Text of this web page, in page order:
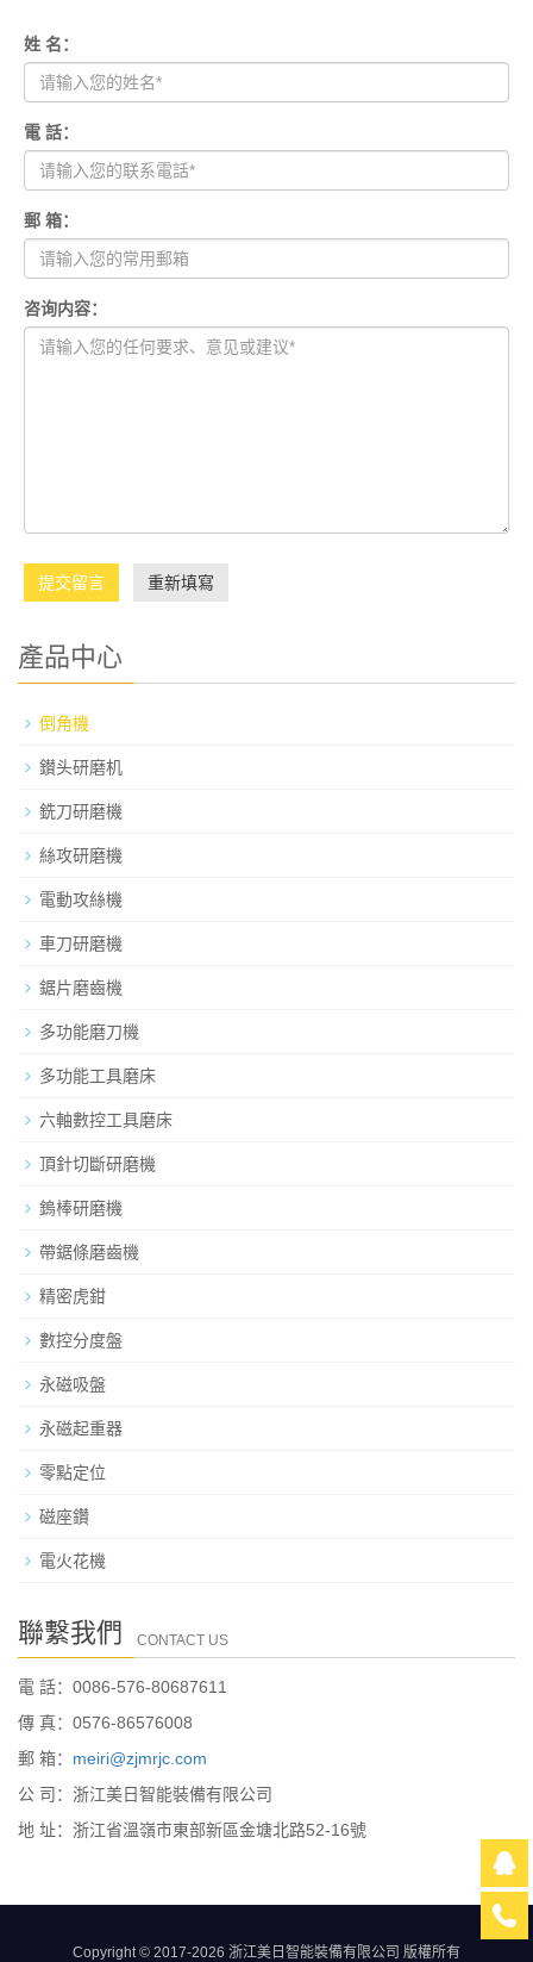
姓 名：
電 話：
郵 箱：
咨询内容：
提交留言 重新填寫
產品中心
倒角機
鑚头研磨机
銑刀研磨機
絲攻研磨機
電動攻絲機
車刀研磨機
鋸片磨齒機
多功能磨刀機
多功能工具磨床
六軸數控工具磨床
頂針切斷研磨機
鎢棒研磨機
帶鋸條磨齒機
精密虎鉗
數控分度盤
永磁吸盤
永磁起重器
零點定位
磁座鑽
電火花機
聯繫我們 CONTACT US
電 話：0086-576-80687611
傳 真：0576-86576008
郵 箱： meiri@zjmrjc.com
公 司：浙江美日智能裝備有限公司
地 址：浙江省溫嶺市東部新區金塘北路52-16號
Copyright © 2017-2026 浙江美日智能裝備有限公司 版權所有